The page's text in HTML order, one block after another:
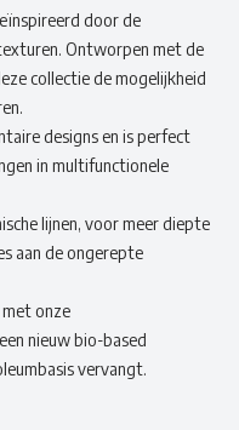
door de
Ontworpen met de
collectie de mogelijkheid
designs en is perfect
in multifunctionele
lijnen, voor meer diepte
aan de ongerepte
onze
nieuw bio-based
vervangt.